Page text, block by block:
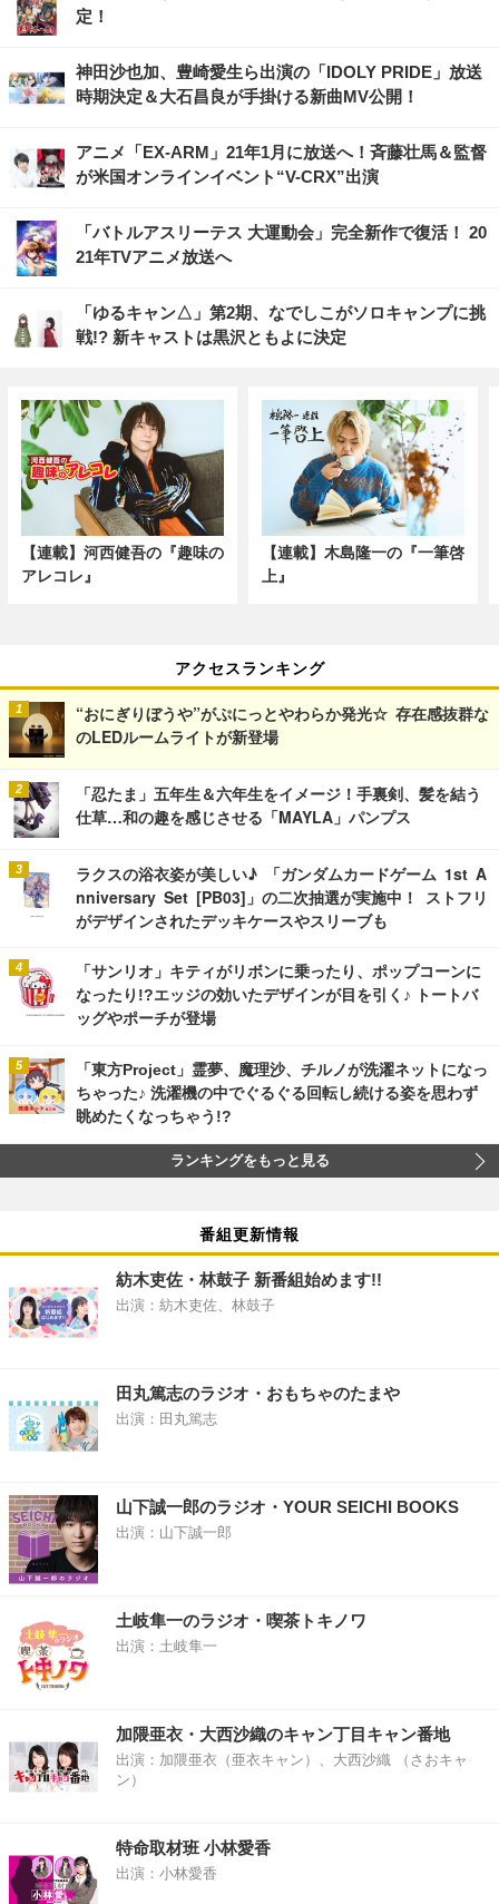
定！
神田沙也加、豊崎愛生ら出演の「IDOLY PRIDE」放送
時期決定＆大石昌良が手掛ける新曲MV公開！
アニメ「EX-ARM」21年1月に放送へ！斉藤壮馬＆監督
が米国オンラインイベント“V-CRX”出演
「バトルアスリーテス 大運動会」完全新作で復活！ 20
21年TVアニメ放送へ
「ゆるキャン△」第2期、なでしこがソロキャンプに挑
戦!? 新キャストは黒沢ともよに決定
【連載】河西健吾の『趣味の
アレコレ』
【連載】木島隆一の『一筆啓
上』
アクセスランキング
“おにぎりぼうや”がぷにっとやわらか発光☆ 存在感抜群な
のLEDルームライトが新登場
「忍たま」五年生＆六年生をイメージ！手裏剣、髪を結う
仕草…和の趣を感じさせる「MAYLA」パンプス
ラクスの浴衣姿が美しい♪ 「ガンダムカードゲーム 1st A
nniversary Set [PB03]」の二次抽選が実施中！ ストフリ
がデザインされたデッキケースやスリーブも
「サンリオ」キティがリボンに乗ったり、ポップコーンに
なったり!?エッジの効いたデザインが目を引く♪ トートバ
ッグやポーチが登場
「東方Project」霊夢、魔理沙、チルノが洗濯ネットになっ
ちゃった♪ 洗濯機の中でぐるぐる回転し続ける姿を思わず
眺めたくなっちゃう!?
ランキングをもっと見る
番組更新情報
紡木吏佐・林鼓子 新番組始めます!!
出演：紡木吏佐、林鼓子
田丸篤志のラジオ・おもちゃのたまや
出演：田丸篤志
山下誠一郎のラジオ・YOUR SEICHI BOOKS
出演：山下誠一郎
土岐隼一のラジオ・喫茶トキノワ
出演：土岐隼一
加隈亜衣・大西沙織のキャン丁目キャン番地
出演：加隈亜衣（亜衣キャン）、大西沙織 （さおキャ
ン）
特命取材班 小林愛香
出演：小林愛香